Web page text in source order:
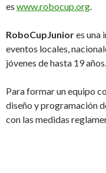
es www.robocup.org.
RoboCupJuniores una
eventos locales,
jóvenes de hasta 19
Para formar un equipo
diseño y programación
con las medidas